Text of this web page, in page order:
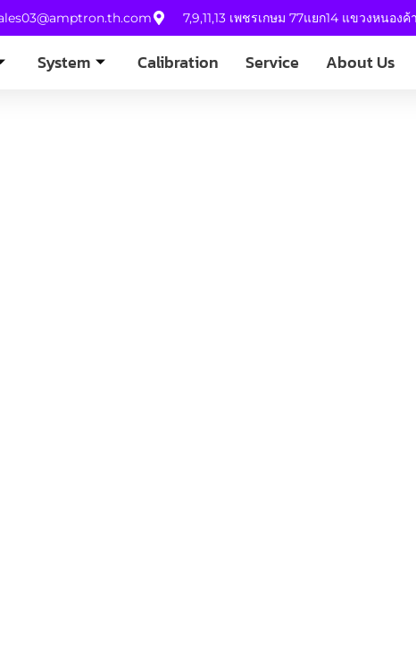
7,9,11,13 เพชรเกษม 77แยก14 แขวงหนอ
System Calibration Service About Us